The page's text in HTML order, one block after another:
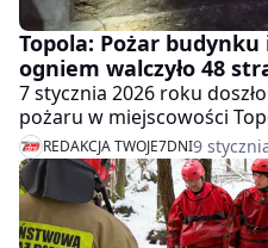
Topola: Pożar
ogniem walczyło 48
7 stycznia 2026 roku
pożaru w miejscowości
Ogień pojawił się w
znajdowały się zwierzęta.
ranny, a zwierzęta udało
REDAKCJA TWOJE7DNI9